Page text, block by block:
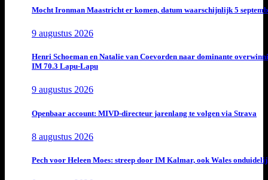
Mocht Ironman Maastricht er komen, datum waarschijnlijk 5
9 augustus 2026
Henri Schoeman en Natalie van Coevorden naar dominante
IM 70.3 Lapu-Lapu
9 augustus 2026
Openbaar account: MIVD-directeur jarenlang te volgen via Strava
8 augustus 2026
Pech voor Heleen Moes: streep door IM Kalmar, ook Wales